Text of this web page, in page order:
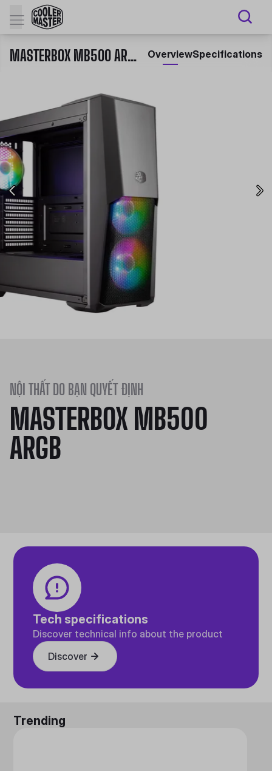
MASTERBOX MB500 ARGB OverviewSpecifications
NỘI THẤT DO BẠN QUYẾT ĐỊNH
MASTERBOX MB500
ARGB
Tech specifications
Discover technical info about the product
Discover
Trending